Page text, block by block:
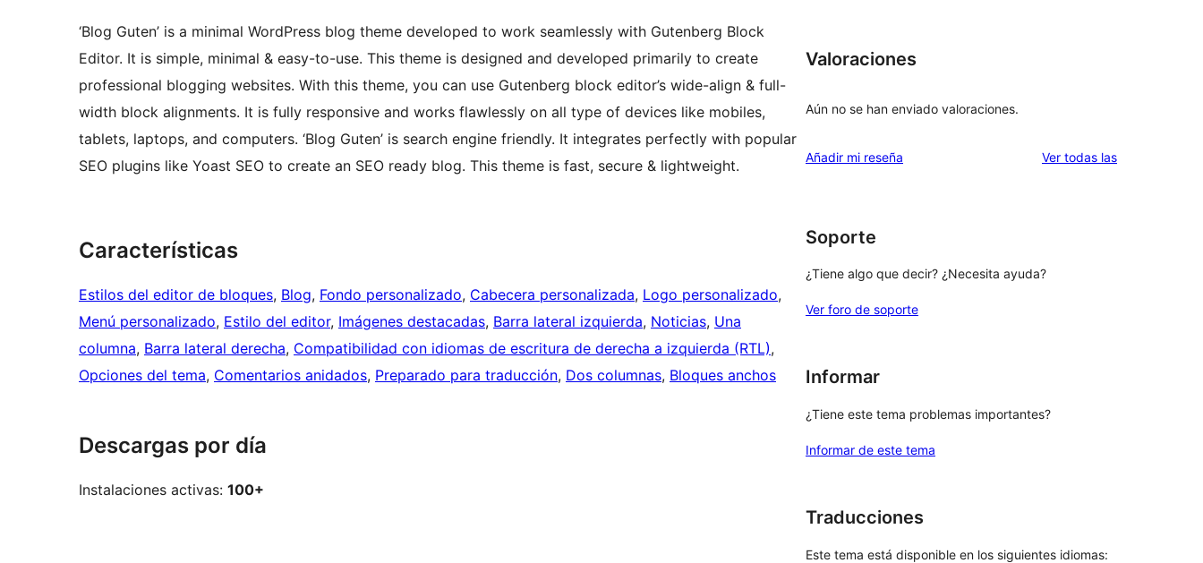
‘Blog Guten’ is a minimal WordPress blog theme developed to work seamlessly with Gutenberg Block
Editor. It is simple, minimal & easy-to-use. This theme is designed and developed primarily to create
professional blogging websites. With this theme, you can use Gutenberg block editor’s wide-align & full-
width block alignments. It is fully responsive and works flawlessly on all type of devices like mobiles,
tablets, laptops, and computers. ‘Blog Guten’ is search engine friendly. It integrates perfectly with popular
SEO plugins like Yoast SEO to create an SEO ready blog. This theme is fast, secure & lightweight.
Características
Estilos del editor de bloques, Blog, Fondo personalizado, Cabecera personalizada, Logo personalizado
Menú personalizado, Estilo del editor, Imágenes destacadas, Barra lateral izquierda, Noticias, Una
columna, Barra lateral derecha, Compatibilidad con idiomas de escritura de derecha a izquierda (RTL)
Opciones del tema, Comentarios anidados, Preparado para traducción, Dos columnas, Bloques anchos
Descargas por día
Instalaciones activas: 100+
Valoraciones
Aún no se han enviado valoraciones.
Añadir mi reseña Ver todas lasvaloraciones
Soporte
¿Tiene algo que decir? ¿Necesita ayuda?
Ver foro de soporte
Informar
¿Tiene este tema problemas importantes?
Informar de este tema
Traducciones
Este tema está disponible en los siguientes idiomas: